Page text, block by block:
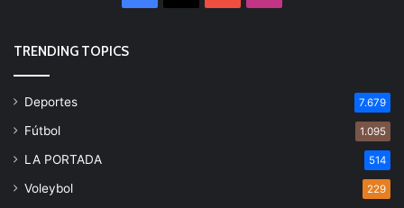
TRENDING TOPICS
Deportes 7.679
Fútbol 1.095
LA PORTADA 514
Voleybol 229